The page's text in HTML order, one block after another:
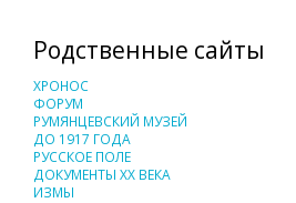
Родственные сайты
ХРОНОС
ФОРУМ
РУМЯНЦЕВСКИЙ МУЗЕЙ
ДО 1917 ГОДА
РУССКОЕ ПОЛЕ
ДОКУМЕНТЫ XX ВЕКА
ИЗМЫ